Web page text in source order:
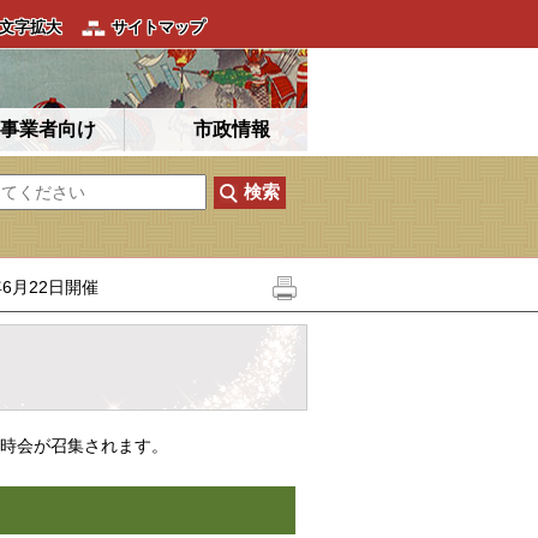
文字拡大 サイトマップ
事業者向け 市政情報
月22日開催
会が召集されます。